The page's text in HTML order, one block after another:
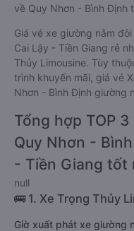
về Quy Nhơn - Bình Định
Giá vé xe giường nằm
Cai Lậy - Tiền Giang rẻ
Thủy Limousine. Tùy
trình khuyến mãi, giá vé
Nhơn - Bình Định giường
Tổng hợp TOP
Quy Nhơn -
- Tiền Giang tốt
null
🚌 1. Xe Trọng Thủy
Giờ xuất phát xe giường